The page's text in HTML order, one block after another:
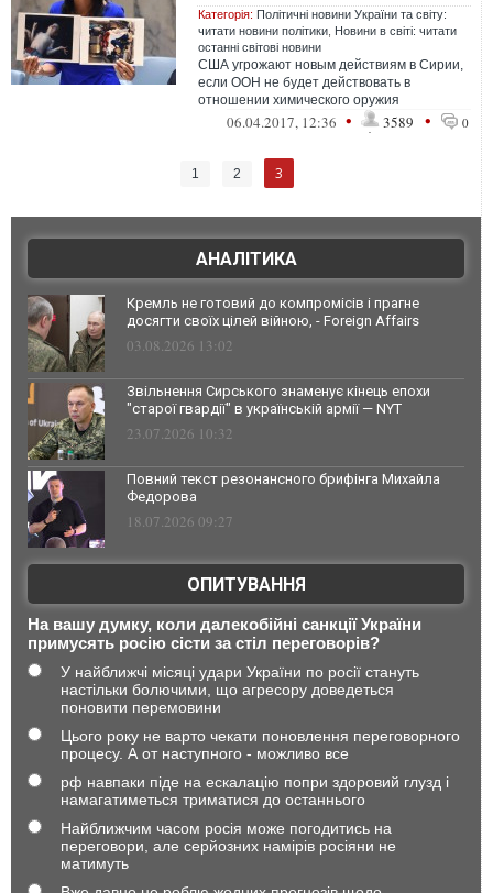
Категорія: Політичні новини України та світу:
читати новини політики Новини в світі: читати
останні світові новини
США угрожают новым действиям в Сирии,
если ООН не будет действовать в
отношении химического оружия
06.04.2017, 12:36 • 3589 • 0
1 2 3
АНАЛІТИКА
Кремль не готовий до компромісів і прагне
досягти своїх цілей війною, - Foreign Affairs
03.08.2026 13:02
Звільнення Сирського знаменує кінець епохи
"старої гвардії" в українській армії — NYT
23.07.2026 10:32
Повний текст резонансного брифінга Михайла
Федорова
18.07.2026 09:27
ОПИТУВАННЯ
На вашу думку, коли далекобійні санкції України
примусять росію сісти за стіл переговорів?
У найближчі місяці удари України по росії стануть
настільки болючими, що агресору доведеться
поновити перемовини
Цього року не варто чекати поновлення переговорного
процесу. А от наступного - можливо все
рф навпаки піде на ескалацію попри здоровий глузд і
намагатиметься триматися до останнього
Найближчим часом росія може погодитись на
переговори, але серйозних намірів росіяни не
матимуть